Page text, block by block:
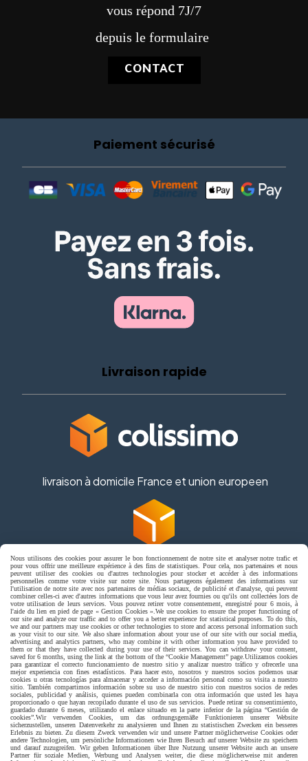
vous répond 7J/7
depuis le formulaire
CONTACT
Paiement sécurisé
Livraison rapide
livraison à domicile France et union europeen
livraison en point relais France
Facebook est désactivé. Autoriser
jpsexshop
Mentions Légales
Conditions générales de vente
Se rétracter
Politique de confidentialité
Gestion cookies
Mon Compte
Nous utilisons des cookies pour assurer le bon fonctionnement de notre site et analyser notre trafic et
pour vous offrir une meilleure expérience à des fins de statistiques. Pour cela, nos partenaires et nous
peuvent utiliser des cookies ou d'autres technologies pour stocker et accéder à des informations
personnelles comme votre visite sur notre site. Nous partageons également des informations sur
l'utilisation de notre site avec nos partenaires de médias sociaux, de publicité et d'analyse, qui peuvent
combiner celles-ci avec d'autres informations que vous leur avez fournies ou qu'ils ont collectées lors de
votre utilisation de leurs services. Vous pouvez retirer votre consentement, enregistré pour 6 mois, à
l'aide du lien en pied de page « Gestion Cookies ». We use cookies to ensure the proper functioning of
our site and analyze our traffic and to offer you a better experience for statistical purposes. To do this,
we and our partners may use cookies or other technologies to store and access personal information such
as your visit to our site. We also share information about your use of our site with our social media,
advertising and analytics partners, who may combine it with other information you have provided to
them or that they have collected during your use of their services. You can withdraw your consent,
saved for 6 months, using the link at the bottom of the “Cookie Management” page. Utilizamos cookies
para garantizar el correcto funcionamiento de nuestro sitio y analizar nuestro tráfico y ofrecerle una
mejor experiencia con fines estadísticos. Para hacer esto, nosotros y nuestros socios podemos usar
cookies u otras tecnologías para almacenar y acceder a información personal como su visita a nuestro
sitio. También compartimos información sobre su uso de nuestro sitio con nuestros socios de redes
sociales, publicidad y análisis, quienes pueden combinarla con otra información que usted les haya
proporcionado o que hayan recopilado durante el uso de sus servicios. Puede retirar su consentimiento,
guardado durante 6 meses, utilizando el enlace situado en la parte inferior de la página “Gestión de
cookies”. Wir verwenden Cookies, um das ordnungsgemäße Funktionieren unserer Website
sicherzustellen, unseren Datenverkehr zu analysieren und Ihnen zu statistischen Zwecken ein besseres
Erlebnis zu bieten. Zu diesem Zweck verwenden wir und unsere Partner möglicherweise Cookies oder
andere Technologien, um persönliche Informationen wie Ihren Besuch auf unserer Website zu speichern
und darauf zuzugreifen. Wir geben Informationen über Ihre Nutzung unserer Website auch an unsere
Partner für soziale Medien, Werbung und Analysen weiter, die diese möglicherweise mit anderen